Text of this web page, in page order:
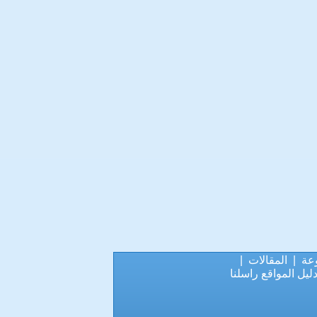
المقالات
دليل المواقع راسلنا